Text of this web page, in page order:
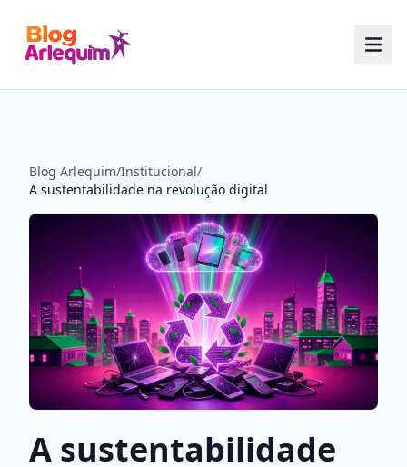
Blog Arlequim/Institucional/
A sustentabilidade na revolução digital
A sustentabilidade